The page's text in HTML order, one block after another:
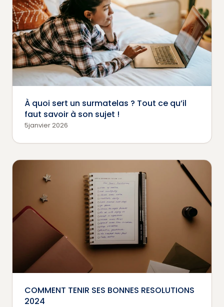
À quoi sert un surmatelas ? Tout ce qu’il
faut savoir à son sujet !
5janvier 2026
COMMENT TENIR SES BONNES RESOLUTIONS
2024